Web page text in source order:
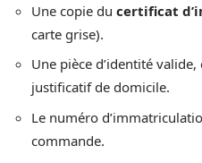
Une copie du certificat
carte grise).
Une pièce d’identité
justificatif de domicile.
Le numéro
commande.